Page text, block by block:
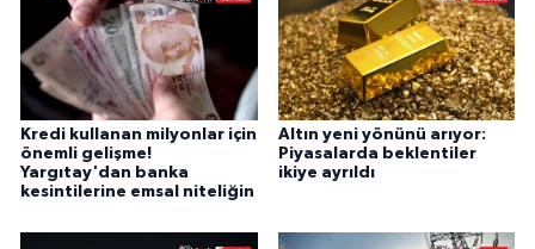
Kredi kullanan milyonlar için
önemli gelişme!
Yargıtay'dan banka
kesintilerine emsal niteliğin
Altın yeni yönünü arıyor:
Piyasalarda beklentiler
ikiye ayrıldı